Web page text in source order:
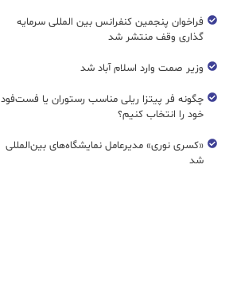
فراخوان پنجمین کنفرانس بین المللی سرمایه
گذاری وقف منتشر شد
وزیر صمت وارد اسلام آباد شد
چگونه فر پیتزا ریلی مناسب رستوران یا فست‌فود
خود را انتخاب کنیم؟
«کسری نوری» مدیرعامل نمایشگاه‌های بین‌المللی
شد